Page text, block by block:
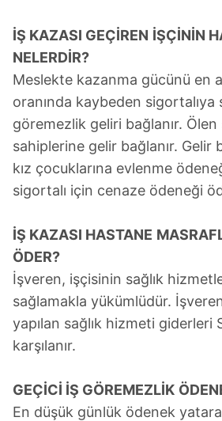
İŞ KAZASI GEÇİREN İŞÇİNİN
NELERDİR?
Meslekte kazanma gücünü en
oranında kaybeden sigortalıya
göremezlik geliri bağlanır. Ölen
sahiplerine gelir bağlanır. Gelir
kız çocuklarına evlenme
sigortalı için cenaze ödeneği
İŞ KAZASI HASTANE
ÖDER?
İşveren, işçisinin sağlık
sağlamakla yükümlüdür.
yapılan sağlık hizmeti giderleri
karşılanır.
GEÇİCİ İŞ GÖREMEZLİK
En düşük günlük ödenek